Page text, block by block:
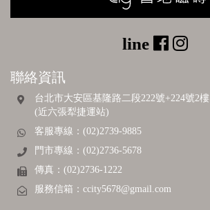
聯絡資訊
台北市大安區基隆路二段222號+224號2樓
(近六張犁捷運站)
客服專線：(02)2739-9885
門市專線：(02)2736-5678
傳真：(02)2736-1222
服務信箱： ccity5678@gmail.com